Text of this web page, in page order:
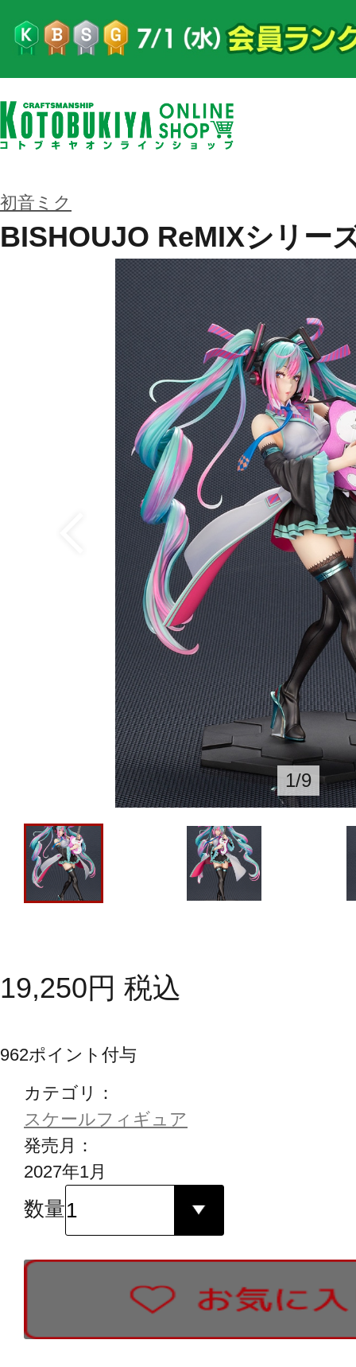
初音ミク
BISHOUJO ReMIXシリー
1/9
19,250円 税込
962ポイント付与
カテゴリ：
スケールフィギュア
発売月：
2027年1月
数量